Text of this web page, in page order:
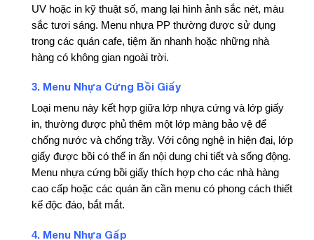
UV hoặc in kỹ thuật số, mang lại hình ảnh sắc nét, màu
sắc tươi sáng. Menu nhựa PP thường được sử dụng
trong các quán cafe, tiệm ăn nhanh hoặc những nhà
hàng có không gian ngoài trời.
3. Menu Nhựa Cứng Bồi Giấy
Loại menu này kết hợp giữa lớp nhựa cứng và lớp giấy
in, thường được phủ thêm một lớp màng bảo vệ để
chống nước và chống trầy. Với công nghệ in hiện đại, lớp
giấy được bồi có thể in ấn nội dung chi tiết và sống động.
Menu nhựa cứng bồi giấy thích hợp cho các nhà hàng
cao cấp hoặc các quán ăn cần menu có phong cách thiết
kế độc đáo, bắt mắt.
4. Menu Nhựa Gấp